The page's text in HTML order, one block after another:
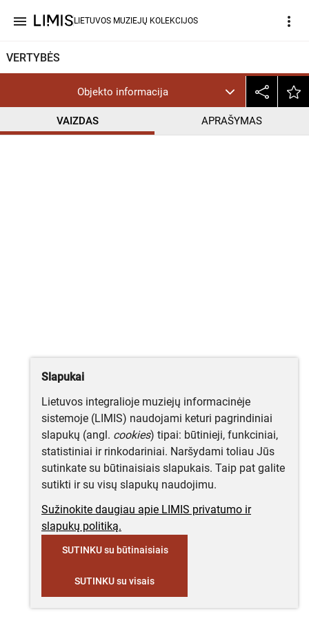
menu LIETUVOS MUZIEJŲ KOLEKCIJOS more_vert
VERTYBĖS
Objekto informacija
VAIZDAS APRAŠYMAS
Slapukai
Lietuvos integralioje muziejų informacinėje
sistemoje (LIMIS) naudojami keturi pagrindiniai
slapukų (angl. cookies) tipai: būtinieji, funkciniai,
statistiniai ir rinkodariniai. Naršydami toliau Jūs
sutinkate su būtinaisiais slapukais. Taip pat galite
sutikti ir su visų slapukų naudojimu.
Sužinokite daugiau apie LIMIS privatumo ir
slapukų politiką.
SUTINKU su būtinaisiais
SUTINKU su visais